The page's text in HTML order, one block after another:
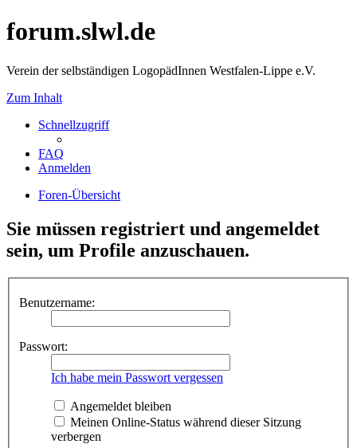
forum.slwl.de
Verein der selbständigen LogopädInnen Westfalen-Lippe e.V.
Zum Inhalt
Schnellzugriff
FAQ
Anmelden
Foren-Übersicht
Sie müssen registriert und angemeldet
sein, um Profile anzuschauen.
Benutzername:
Passwort:
Ich habe mein Passwort vergessen
Angemeldet bleiben
Meinen Online-Status während dieser Sitzung
verbergen